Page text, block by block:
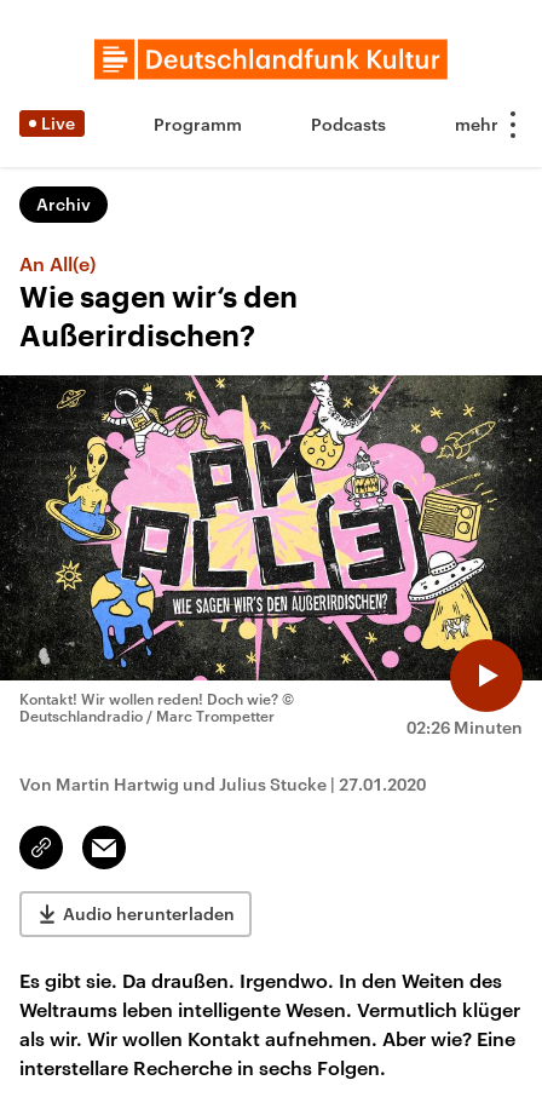
Live Programm Podcasts
Archiv
An All(e)
Wie sagen wir‘s den
Außerirdischen?
02:26 Minuten
Kontakt! Wir wollen reden! Doch wie? ©
Deutschlandradio / Marc Trompetter
Von Martin Hartwig und Julius Stucke | 27.01.2020
Link
kopieren/teilen
Email
Audio herunterladen
Es gibt sie. Da draußen. Irgendwo. In den Weiten des
Weltraums leben intelligente Wesen. Vermutlich klüger
als wir. Wir wollen Kontakt aufnehmen. Aber wie? Eine
interstellare Recherche in sechs Folgen.